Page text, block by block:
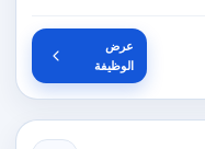
عرض
الوظيفة